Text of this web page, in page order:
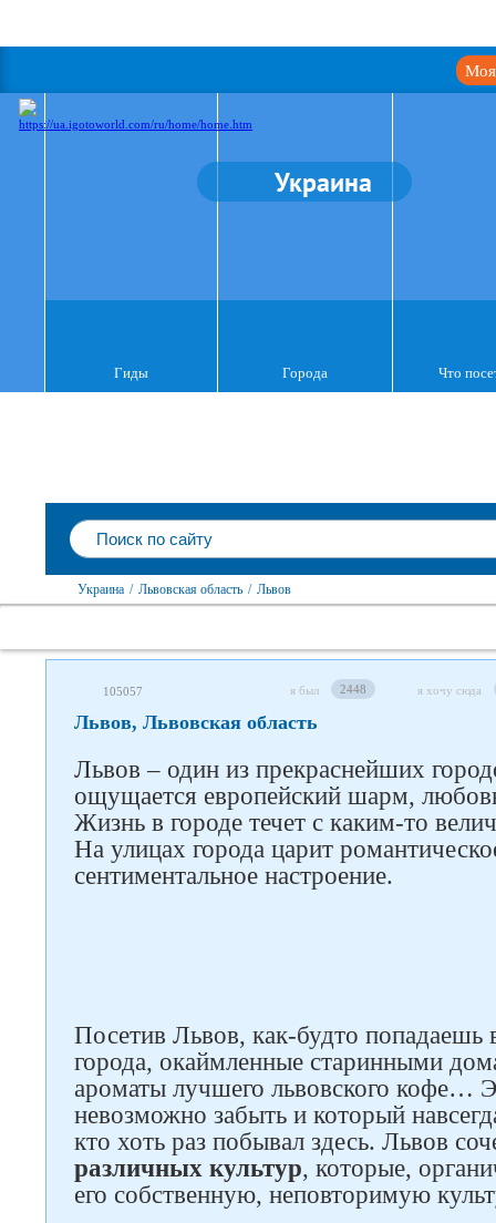
Моя
Украина
Гиды Города Что
Украина / Львовская область / Львов
105057 я был 2448 я хочу сюда
Львов, Львовская область
Львов – один из прекраснейших
ощущается европейский шарм,
Жизнь в городе течет с каким-то
На улицах города царит
сентиментальное настроение.
Посетив Львов, как-будто попадаешь
города, окаймленные старинными
ароматы лучшего львовского кофе…
невозможно забыть и который
кто хоть раз побывал здесь. Львов
различных культур, которые,
его собственную, неповторимую